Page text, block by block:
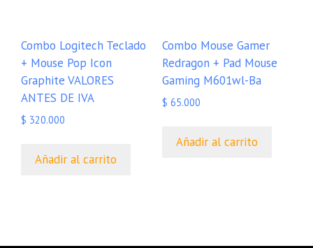
Combo Logitech Teclado
+ Mouse Pop Icon
Graphite VALORES
ANTES DE IVA
$ 320.000
Añadir al carrito
Combo Mouse Gamer
Redragon + Pad Mouse
Gaming M601wl-Ba
$ 65.000
Añadir al carrito